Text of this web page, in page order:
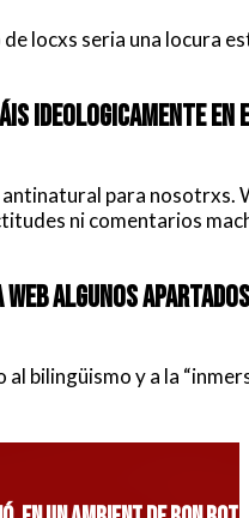
de locxs seria una
IDEOLOGICAMENTE EN
para nosotrxs.
ni comentarios
ALGUNOS
bilingüismo y a la